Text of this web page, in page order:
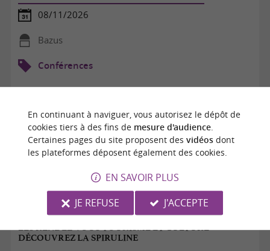
08/11/2026
Bazus
Conférences
LES RENDEZ-VOUS TOURISME ET CULTURE -
DÉCOUVREZ LA SPIRULINE
En continuant à naviguer, vous autorisez le dépôt de
cookies tiers à des fins de mesure d'audience.
Certaines pages du site proposent des vidéosdont
les plateformes déposent également des cookies.
EN SAVOIR PLUS
JE REFUSE
J'ACCEPTE